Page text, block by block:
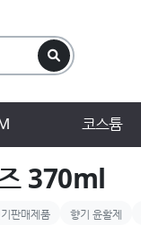
코스튬
370ml
판매제품 향기 윤활제